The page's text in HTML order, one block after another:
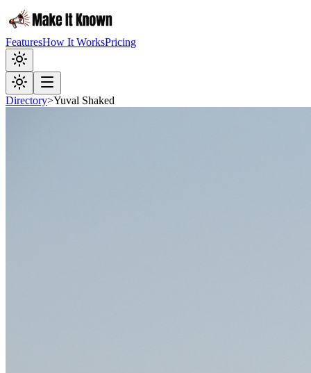
FeaturesHow It WorksPricing
Directory>Yuval Shaked